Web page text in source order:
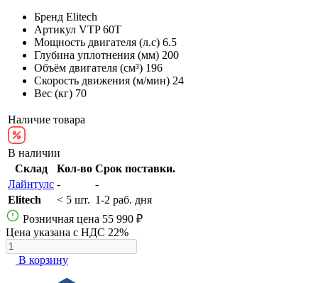
Бренд Elitech
Артикул VTP 60T
Мощность двигателя (л.с) 6.5
Глубина уплотнения (мм) 200
Объём двигателя (см³) 196
Скорость движения (м/мин) 24
Вес (кг) 70
Наличие товара
В наличии
Склад
Кол-во Срок поставки.
Лайнтулс -
-
Elitech
< 5 шт. 1-2 раб. дня
Розничная цена 55 990 ₽
Цена указана с НДС 22%
В корзину